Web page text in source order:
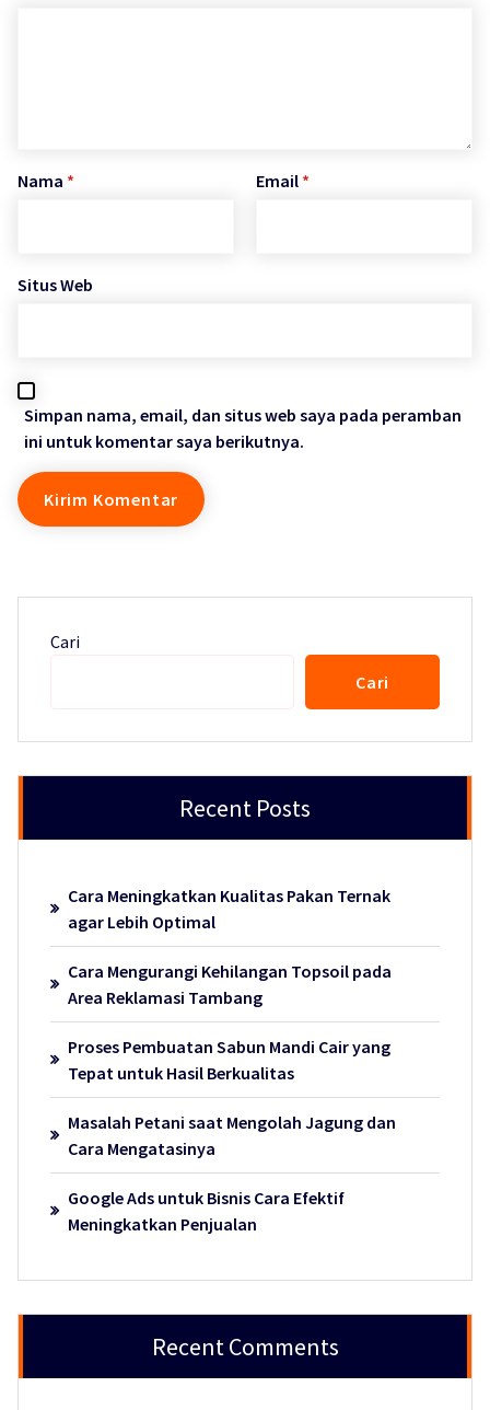
Nama * Email *
Situs Web
Simpan nama, email, dan situs web saya pada peramban
ini untuk komentar saya berikutnya.
Cari
Cari
Recent Posts
Cara Meningkatkan Kualitas Pakan Ternak
agar Lebih Optimal
Cara Mengurangi Kehilangan Topsoil pada
Area Reklamasi Tambang
Proses Pembuatan Sabun Mandi Cair yang
Tepat untuk Hasil Berkualitas
Masalah Petani saat Mengolah Jagung dan
Cara Mengatasinya
Google Ads untuk Bisnis Cara Efektif
Meningkatkan Penjualan
Recent Comments